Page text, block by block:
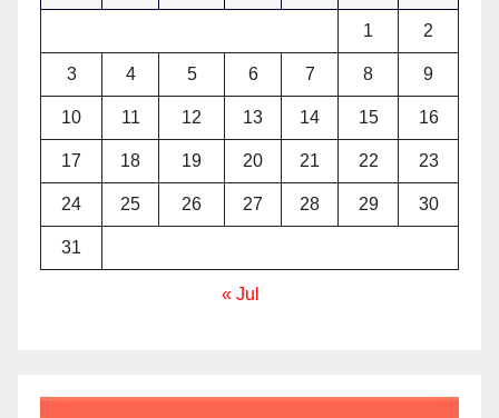
1 2
3 4 5 6 7 8 9
10 11 12 13 14 15 16
17 18 19 20 21 22 23
24 25 26 27 28 29 30
31
« Jul